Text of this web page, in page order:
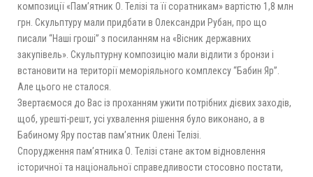
композиції «Пам’ятник О. Телізі та її соратникам» вартістю 1,8 млн
грн. Скульптуру мали придбати в Олександри Рубан, про що
писали “Наші гроші” з посиланням на «Вісник державних
закупівель». Скульптурну композицію мали відлити з бронзи і
встановити на території меморіяльного комплексу “Бабин Яр”.
Але цього не сталося.
Звертаємося до Вас із проханням ужити потрібних дієвих заходів,
щоб, урешті-решт, усі ухвалення рішення було виконано, а в
Бабиному Яру постав пам’ятник Олені Телізі.
Спорудження пам’ятника О. Телізі стане актом відновлення
історичної та національної справедливости стосовно постати,